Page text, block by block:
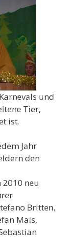
und
Tier,
ist.
Jahr
den
2010 neu
Britten,
Mais,